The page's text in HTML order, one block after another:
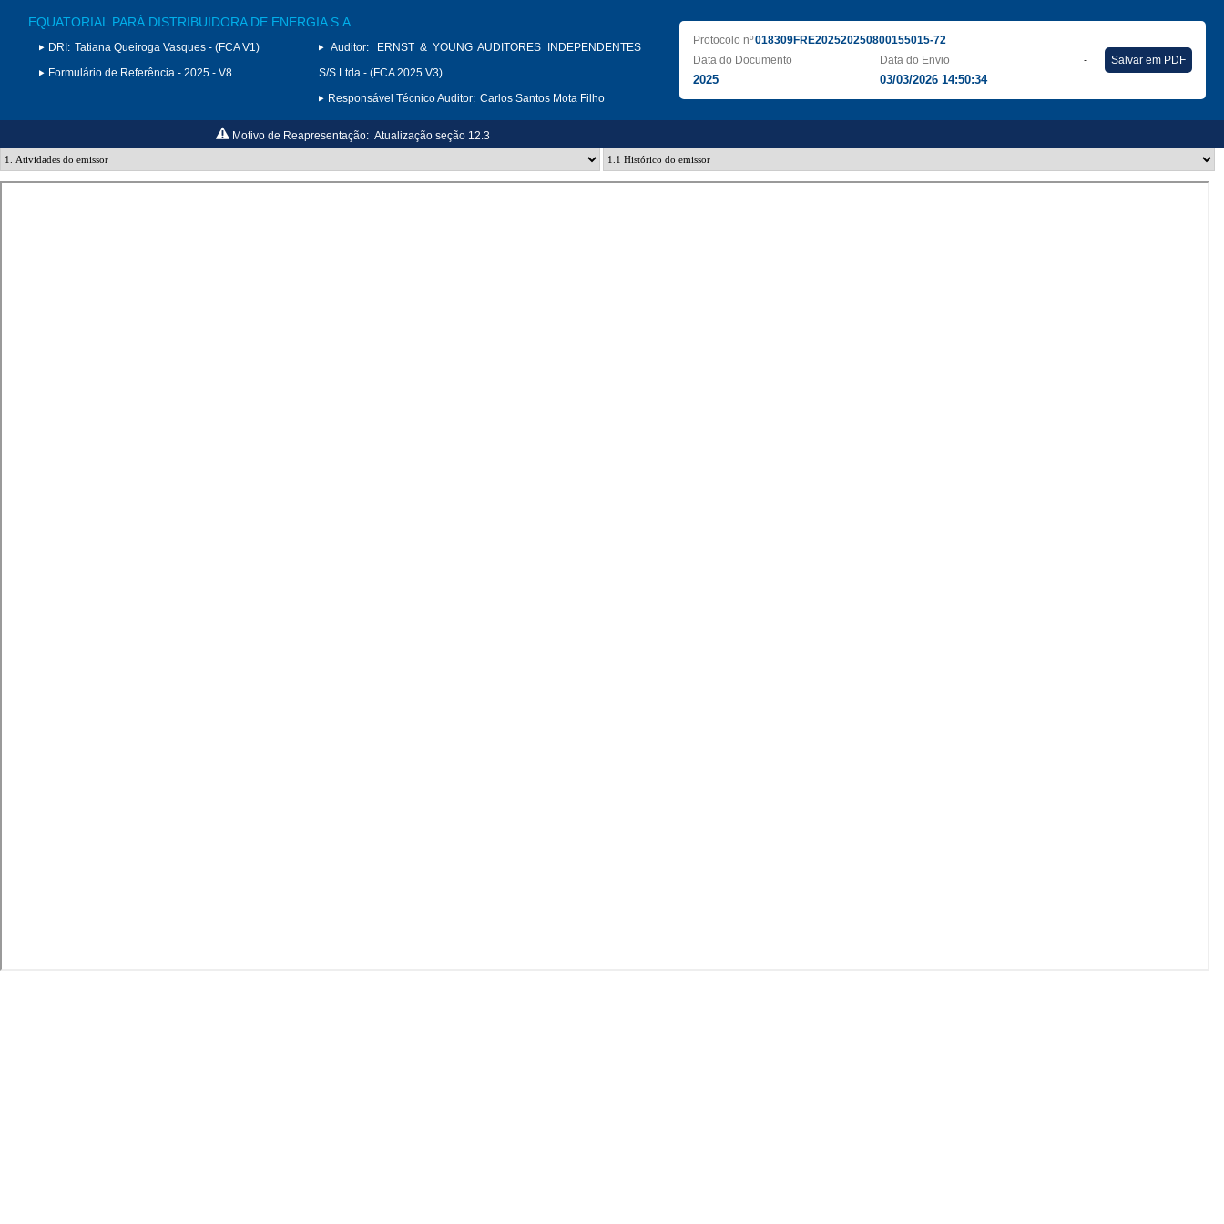
EQUATORIAL PARÁ DISTRIBUIDORA DE ENERGIA S.A.
DRI: Tatiana Queiroga Vasques - (FCA V1)
Formulário de Referência - 2025 - V8
Auditor:
ERNST & YOUNG AUDITORES INDEPENDENTES
S/S Ltda - (FCA 2025 V3)
Responsável Técnico Auditor: Carlos Santos Mota Filho
Protocolo nº018309FRE202520250800155015-72
Data do Documento
2025
Data do Envio
03/03/2026 14:50:34
- Salvar em PDF
Motivo de Reapresentação: Atualização seção 12.3